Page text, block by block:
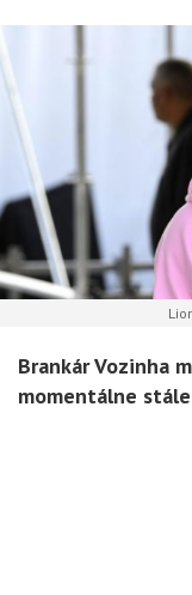
Brankár Vozinha
momentálne